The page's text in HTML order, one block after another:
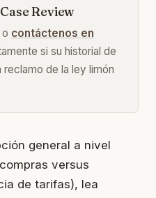
Review
o contáctenos en
si su historial de
de la ley limón
general a nivel
versus
de tarifas), lea